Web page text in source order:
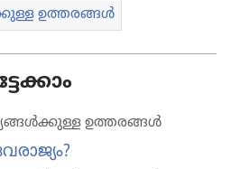
ഉത്തരങ്ങൾ
ഉത്തരങ്ങൾ